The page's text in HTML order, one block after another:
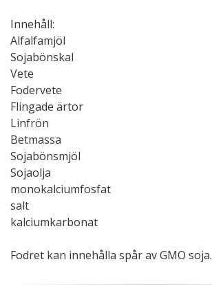
Innehåll:
Alfalfamjöl
Sojabönskal
Vete
Fodervete
Flingade ärtor
Linfrön
Betmassa
Sojabönsmjöl
Sojaolja
monokalciumfosfat
salt
kalciumkarbonat
Fodret kan innehålla spår av GMO soja.